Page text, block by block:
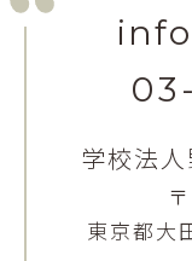
学校法
東京都大